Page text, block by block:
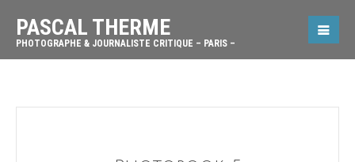
PASCAL THERME
PHOTOGRAPHE & JOURNALISTE CRITIQUE – PARIS –